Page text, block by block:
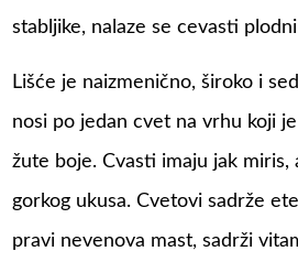
stabljike, nalaze se cevasti
Lišće je naizmenično, široko i
nosi po jedan cvet na vrhu koji
žute boje. Cvasti imaju jak miris,
gorkog ukusa. Cvetovi sadrže
pravi nevenova mast, sadrži